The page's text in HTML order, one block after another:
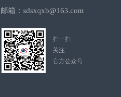
邮箱：sdsxqxb@163.com
扫一扫
关注
官方公众号